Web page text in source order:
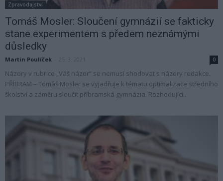
Zpravodajství
Tomáš Mosler: Sloučení gymnázií se fakticky
stane experimentem s předem neznámými
důsledky
Martin Poulíček 0
Názory v rubrice „Váš názor“ se nemusí shodovat s názory redakce.
PŘÍBRAM – Tomáš Mosler se vyjadřuje k tématu optimalizace středního
školství a záměru sloučit příbramská gymnázia. Rozhodující...